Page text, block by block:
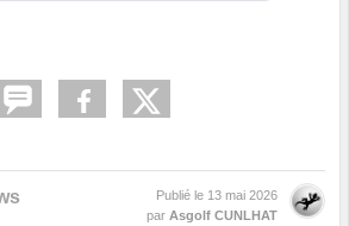
Publié le 13 mai 2026
par Asgolf CUNLHAT